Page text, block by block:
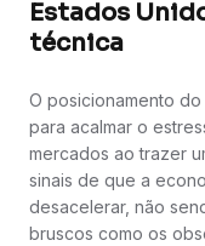
Estados
técnica
O posicionamento do
para acalmar o
mercados ao trazer
sinais de que a
desacelerar, não
bruscos como os